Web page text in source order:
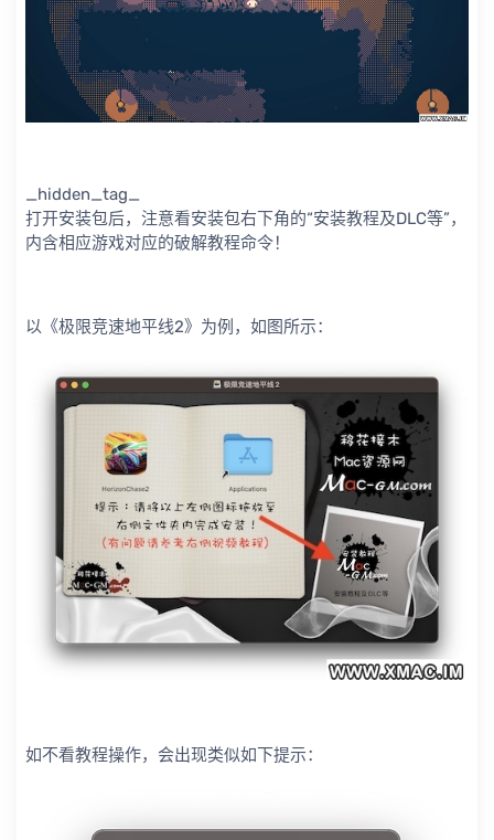
_hidden_tag_
打开安装包后，注意看安装包右下角的“安装教程及DLC等”，
内含相应游戏对应的破解教程命令！
以《极限竞速地平线2》为例，如图所示：
如不看教程操作，会出现类似如下提示：